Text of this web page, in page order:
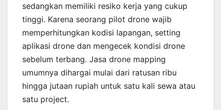
sedangkan memiliki resiko kerja yang cukup
tinggi. Karena seorang pilot drone wajib
memperhitungkan kodisi lapangan, setting
aplikasi drone dan mengecek kondisi drone
sebelum terbang. Jasa drone mapping
umumnya dihargai mulai dari ratusan ribu
hingga jutaan rupiah untuk satu kali sewa atau
satu project.